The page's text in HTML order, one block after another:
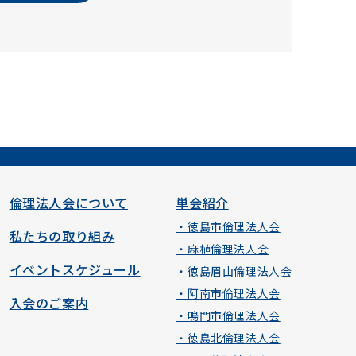
倫理法人会について
私たちの取り組み
イベントスケジュール
入会のご案内
単会紹介
・徳島市倫理法人会
・麻植倫理法人会
・徳島眉山倫理法人会
・阿南市倫理法人会
・鳴門市倫理法人会
・徳島北倫理法人会